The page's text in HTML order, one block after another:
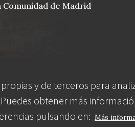
y de terceros para
obtener más
pulsando en: Más
Comunidad de Madrid
del patrimonio